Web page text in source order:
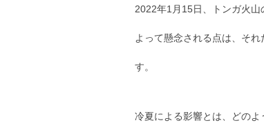
2022年1月15日、トンガ火
よって懸念される点は、そ
す。
冷夏による影響とは、どの